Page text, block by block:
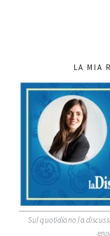
LA MIA
Sul quotidiano la